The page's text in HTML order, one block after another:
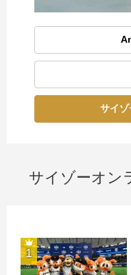
サイ
サイゾーオン
1